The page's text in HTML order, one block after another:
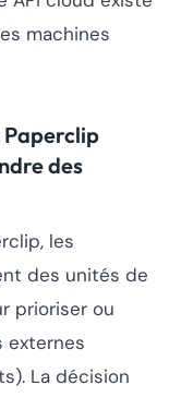
machines
Paperclip
des
les
des unités de
prioriser ou
externes
La décision